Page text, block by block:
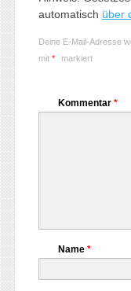
automatisch über
Deine E-Mail-Adresse
mit * markiert
Kommentar *
Name *